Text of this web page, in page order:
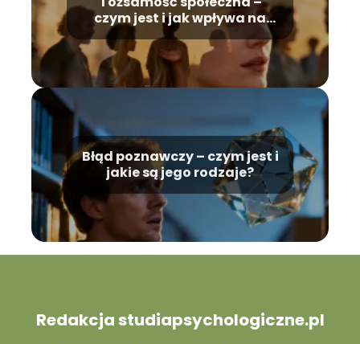
czym jest i jak wpływa na
nasze życie?
Błąd poznawczy – czym jest i
jakie są jego rodzaje?
Redakcja studiapsychologiczne.pl